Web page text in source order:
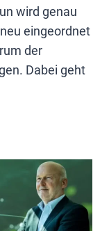
wird genau
eingeordnet
der
Dabei geht